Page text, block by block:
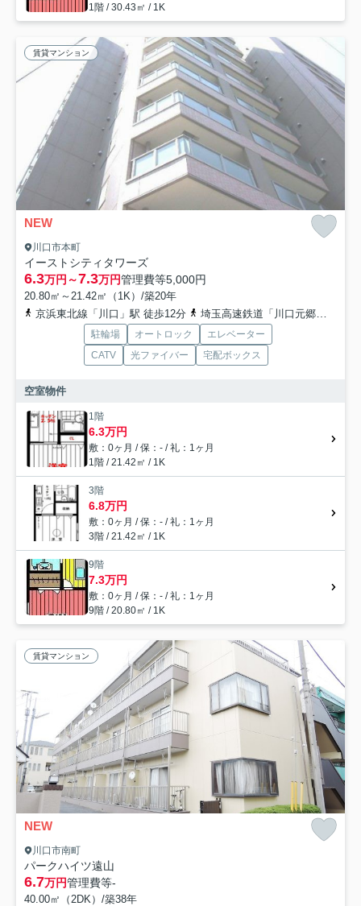
1階 / 30.43㎡ / 1K
賃貸マンション
NEW
川口市本町
イーストシティタワーズ
6.3万円～7.3万円管理費等5,000円
20.80㎡～21.42㎡（1K）/築20年
京浜東北線「川口」駅 徒歩12分
埼玉高速鉄道「川口元郷」駅 徒歩7分
駐輪場 オートロック
エレベーター
CATV
光ファイバー 宅配ボックス
空室物件
1階
6.3万円
敷：0ヶ月 / 保：- / 礼：1ヶ月
1階 / 21.42㎡ / 1K
3階
6.8万円
敷：0ヶ月 / 保：- / 礼：1ヶ月
3階 / 21.42㎡ / 1K
9階
7.3万円
敷：0ヶ月 / 保：- / 礼：1ヶ月
9階 / 20.80㎡ / 1K
賃貸マンション
NEW
川口市南町
パークハイツ遠山
6.7万円管理費等-
40.00㎡（2DK）/築38年